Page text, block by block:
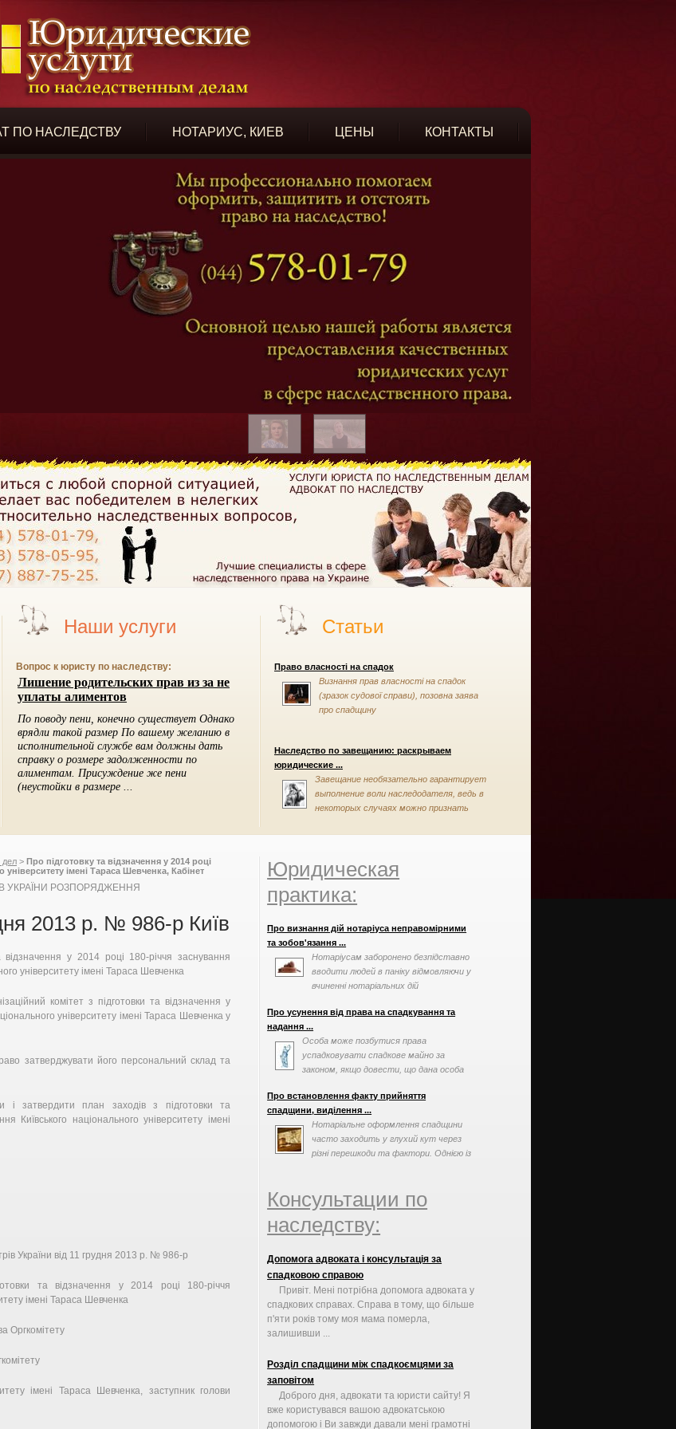
ПО НАСЛЕДСТВУ НОТАРИУС, КИЕВ ЦЕНЫ КОНТАКТЫ
Наши услуги
Вопрос к юристу по наследству:
Статьи
Право власності на спадок
Визнання прав власності на спадок
(зразок судової справи), позовна заява
про спадщину
Наследство по завещанию: раскрываем
юридические ...
Завещание необязательно гарантирует
выполнение воли наследодателя, ведь в
некоторых случаях можно признать
дел > Про підготовку та відзначення у 2014 році
імені Тараса Шевченка, Кабінет
УКРАЇНИ РОЗПОРЯДЖЕННЯ
2013 р. № 986-р Київ
відзначення у 2014 році 180-річчя заснування
університету імені Тараса Шевченка
комітет з підготовки та відзначення у
університету імені Тараса Шевченка у
затверджувати його персональний склад та
і затвердити план заходів з підготовки та
Київського національного університету імені
України від 11 грудня 2013 р. № 986-р
та відзначення у 2014 році 180-річчя
імені Тараса Шевченка
Оргкомітету
імені Тараса Шевченка, заступник голови
Юридическая
практика:
Про визнання дій нотаріуса неправомірними
та зобов'язання ...
Нотаріусам заборонено безпідставно
вводити людей в паніку відмовляючи у
вчиненні нотаріальних дій
Про усунення від права на спадкування та
надання ...
Особа може позбутися права
успадковувати спадкове майно за
законом, якщо довести, що дана особа
Про встановлення факту прийняття
спадщини, виділення ...
Нотаріальне оформлення спадщини
часто заходить у глухий кут через
різні перешкоди та фактори. Однією із
Консультации по
наследству:
Допомога адвоката і консультація за
спадковою справою
Привіт. Мені потрібна допомога адвоката у
спадкових справах. Справа в тому, що більше
п'яти років тому моя мама померла,
залишивши ...
Розділ спадщини між спадкоємцями за
заповітом
Доброго дня, адвокати та юристи сайту! Я
вже користувався вашою адвокатською
допомогою і Ви завжди давали мені грамотні